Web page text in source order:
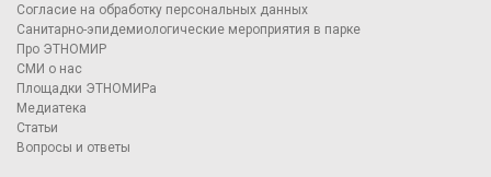
Согласие на обработку персональных данных
Санитарно-эпидемиологические мероприятия в парке
Про ЭТНОМИР
СМИ о нас
Площадки ЭТНОМИРа
Медиатека
Статьи
Вопросы и ответы